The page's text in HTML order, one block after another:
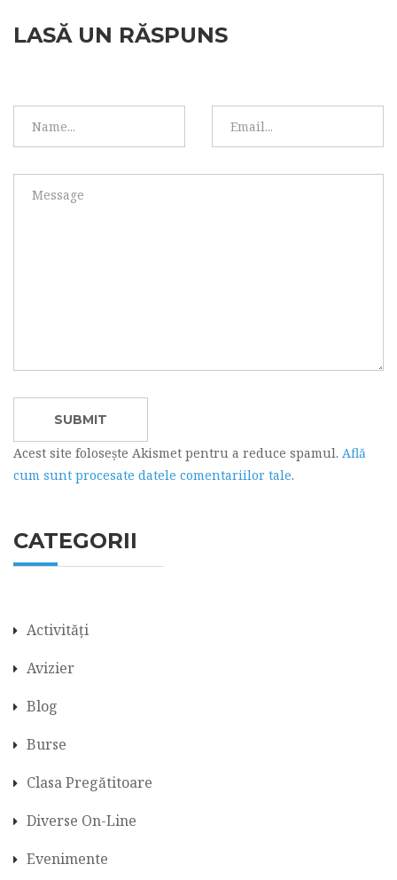
LASĂ UN RĂSPUNS
Acest site folosește Akismet pentru a reduce spamul. Află
cum sunt procesate datele comentariilor tale.
CATEGORII
Activități
Avizier
Blog
Burse
Clasa Pregătitoare
Diverse On-Line
Evenimente